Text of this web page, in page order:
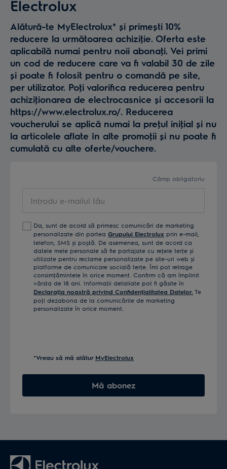
Electrolux
Alătură-te MyElectrolux* și primești 10%
reducere la următoarea achiziţie. Oferta este
aplicabilă numai pentru noii abonaţi. Vei primi
un cod de reducere care va fi valabil 30 de zile
și poate fi folosit pentru o comandă pe site,
per utilizator. Poţi valorifica reducerea pentru
achiziţionarea de electrocasnice și accesorii la
https://www.electrolux.ro/. Reducerea
voucherului se aplică numai la preţul iniţial și nu
la articolele aflate în alte promoţii și nu poate fi
cumulată cu alte oferte/vouchere.
Câmp obligatoriu
tău Da, sunt de acord să primesc comunicări de marketing
personalizate din partea Grupului Electrolux prin e-mail,
telefon, SMS și poștă. De asemenea, sunt de acord ca
datele mele personale să fie partajate cu reţele terţe și
utilizate pentru reclame personalizate pe site-uri web și
platforme de comunicare socială terţe. Îmi pot retrage
consimţămintele în orice moment. Confirm că am împlinit
vârsta de 18 ani. Informaţii detaliate pot fi găsite în
Declaraţia noastră privind Confidenţialitatea Datelor. Te
poţi dezabona de la comunicările de marketing
personalizate în orice moment.
*Vreau să mă alătur MyElectrolux
Mă abonez